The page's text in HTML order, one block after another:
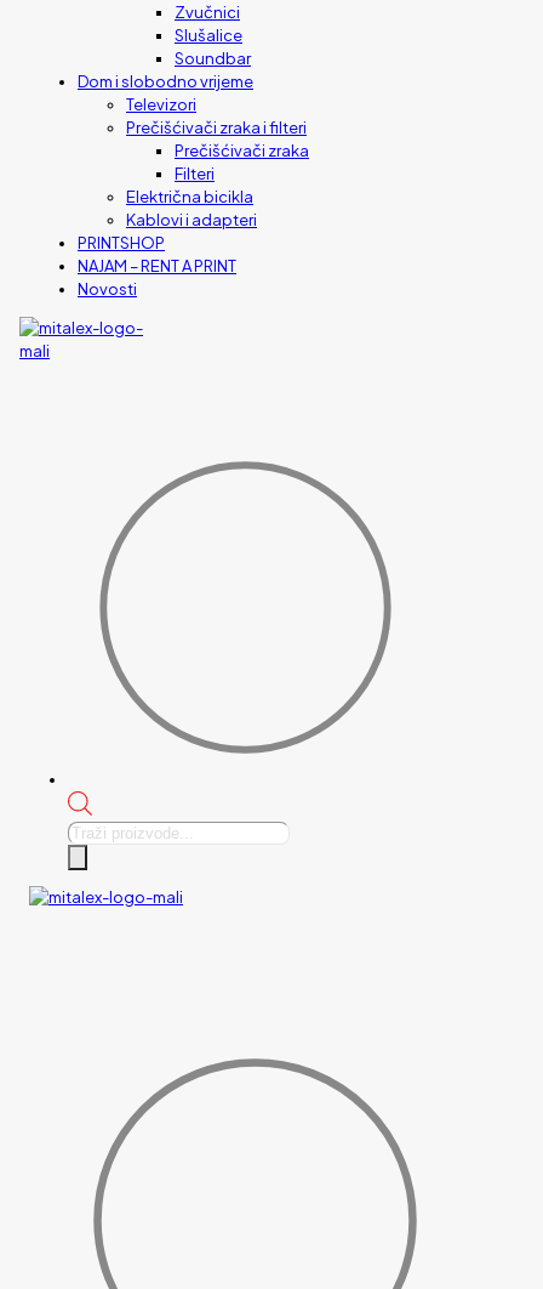
Zvučnici
Slušalice
Soundbar
Dom i slobodno vrijeme
Televizori
Prečišćivači zraka i filteri
Prečišćivači zraka
Filteri
Električna bicikla
Kablovi i adapteri
PRINTSHOP
NAJAM – RENT A PRINT
Novosti
Products